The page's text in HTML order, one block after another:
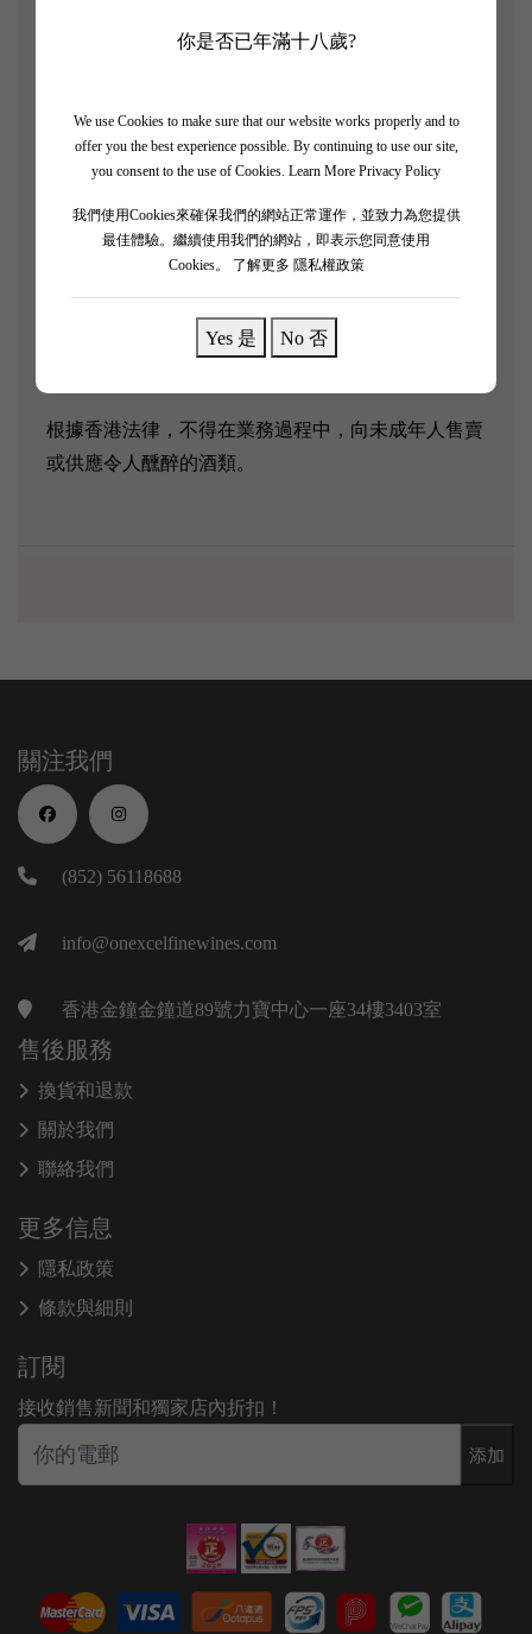
你是否已年滿十八歲?
We use Cookies to make sure that our website works properly and to
offer you the best experience possible. By continuing to use our site,
you consent to the use of Cookies. Learn More Privacy Policy
我們使用Cookies來確保我們的網站正常運作，並致力為您提供
最佳體驗。繼續使用我們的網站，即表示您同意使用
Cookies。
了解更多 隱私權政策
Yes 是 No 否
土，是木桐酒莊的副牌酒。它採用來自著名的一級葡
2020 年 Le Petit Mouton 的酒精濃度低於 13%。它具
氣和淡淡的紫羅蘭香氣。非常有輪廓和重點。口感中
等酒體，單寧細膩，酸度和張力極佳，非常集中，礦
根據香港法律，不得在業務過程中，向未成年人售賣
或供應令人醺醉的酒類。
關注我們
(852) 56118688
info@onexcelfinewines.com
香港金鐘金鐘道89號力寶中心一座34樓3403室
售後服務
換貨和退款
關於我們
聯絡我們
更多信息
隱私政策
條款與細則
訂閱
接收銷售新聞和獨家店內折扣！
添加